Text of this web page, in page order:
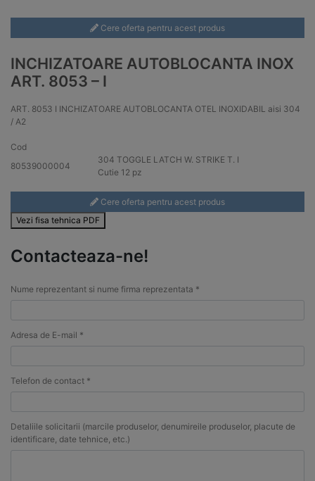
Cere oferta pentru acest produs
INCHIZATOARE AUTOBLOCANTA INOX
ART. 8053 – I
ART. 8053 I INCHIZATOARE AUTOBLOCANTA OTEL INOXIDABIL aisi 304
/ A2
Cod
80539000004
304 TOGGLE LATCH W. STRIKE T. I
Cutie 12 pz
Cere oferta pentru acest produs
Vezi fisa tehnica PDF
Contacteaza-ne!
Nume reprezentant si nume firma reprezentata *
Adresa de E-mail *
Telefon de contact *
Detaliile solicitarii (marcile produselor, denumireile produselor, placute de
identificare, date tehnice, etc.)